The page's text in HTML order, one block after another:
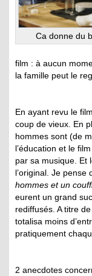
Ca donne du
film : à aucun
la famille peut le
En ayant revu le
coup de vieux. En
hommes sont (de
l’éducation et le
par sa musique. Et
l’original. Je
hommes et un
eurent un grand
rediffusés. A titre
totalisa moins
pratiquement
2 anecdotes